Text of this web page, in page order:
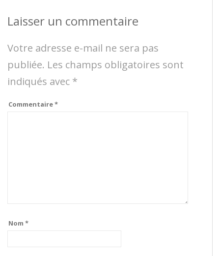
Laisser un commentaire
Votre adresse e-mail ne sera pas
publiée. Les champs obligatoires sont
indiqués avec *
Commentaire*
Nom *